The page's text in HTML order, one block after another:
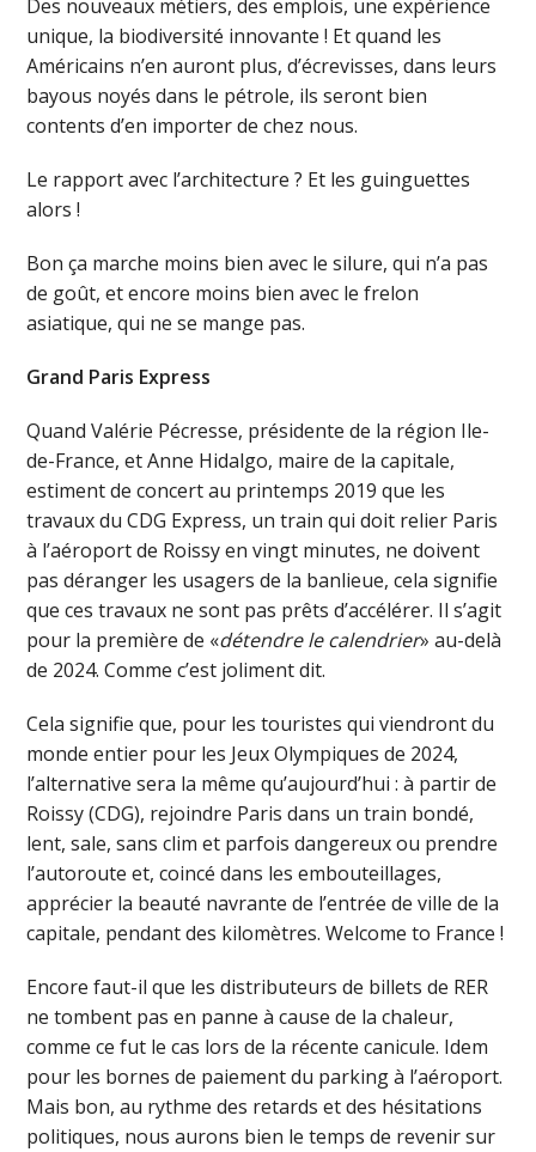
Des nouveaux métiers, des emplois, une expérience
unique, la biodiversité innovante ! Et quand les
Américains n’en auront plus, d’écrevisses, dans leurs
bayous noyés dans le pétrole, ils seront bien
contents d’en importer de chez nous.
Le rapport avec l’architecture ? Et les guinguettes
alors !
Bon ça marche moins bien avec le silure, qui n’a pas
de goût, et encore moins bien avec le frelon
asiatique, qui ne se mange pas.
Grand Paris Express
Quand Valérie Pécresse, présidente de la région Ile-
de-France, et Anne Hidalgo, maire de la capitale,
estiment de concert au printemps 2019 que les
travaux du CDG Express, un train qui doit relier Paris
à l’aéroport de Roissy en vingt minutes, ne doivent
pas déranger les usagers de la banlieue, cela signifie
que ces travaux ne sont pas prêts d’accélérer. Il s’agit
pour la première de «détendre le calendrier» au-delà
de 2024. Comme c’est joliment dit.
Cela signifie que, pour les touristes qui viendront du
monde entier pour les Jeux Olympiques de 2024,
l’alternative sera la même qu’aujourd’hui : à partir de
Roissy (CDG), rejoindre Paris dans un train bondé,
lent, sale, sans clim et parfois dangereux ou prendre
l’autoroute et, coincé dans les embouteillages,
apprécier la beauté navrante de l’entrée de ville de la
capitale, pendant des kilomètres. Welcome to France !
Encore faut-il que les distributeurs de billets de RER
ne tombent pas en panne à cause de la chaleur,
comme ce fut le cas lors de la récente canicule. Idem
pour les bornes de paiement du parking à l’aéroport.
Mais bon, au rythme des retards et des hésitations
politiques, nous aurons bien le temps de revenir sur